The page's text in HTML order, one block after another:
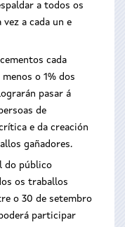
a todos os
a cada un e
cada
o 1% dos
pasar á
de
e da creación
gañadores.
do público
os traballos
o 30 de setembro
participar